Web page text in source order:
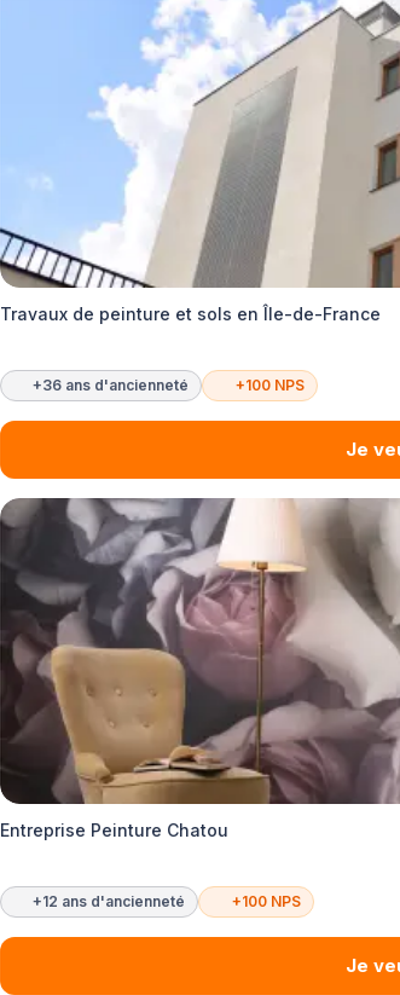
Travaux de peinture et sols en Île-de-France
+36 ans d'ancienneté +100 NPS
Je
Entreprise Peinture Chatou
+12 ans d'ancienneté +100 NPS
Je